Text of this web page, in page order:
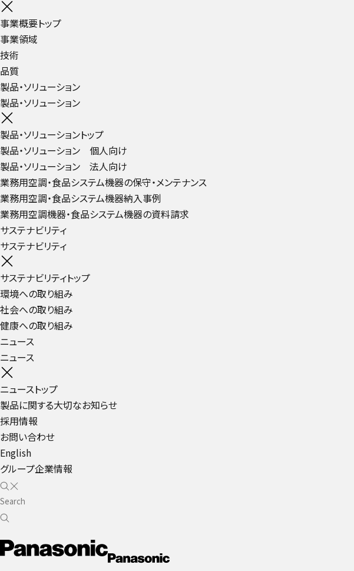
事業概要トップ
事業領域
技術
品質
製品・ソリューション
製品・ソリューション
製品・ソリューショントップ
製品・ソリューション 個人向け
製品・ソリューション 法人向け
業務用空調・食品システム機器の保守・メンテナンス
業務用空調・食品システム機器納入事例
業務用空調機器・食品システム機器の資料請求
サステナビリティ
サステナビリティ
サステナビリティトップ
環境への取り組み
社会への取り組み
健康への取り組み
ニュース
ニュース
ニューストップ
製品に関する大切なお知らせ
採用情報
お問い合わせ
English
グループ企業情報